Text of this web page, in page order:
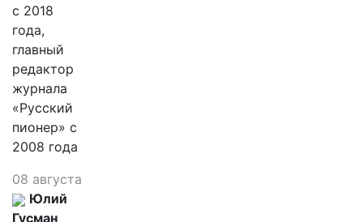
с 2018
года,
главный
редактор
журнала
«Русский
пионер» с
2008 года
08 августа
Юлий
Гусман